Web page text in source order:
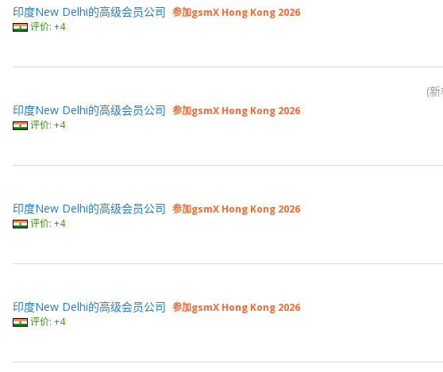
印度New Delhi的高级会员公司 参加gsmX Hong Kong 2026
评价: +4
印度New Delhi的高级会员公司 参加gsmX Hong Kong 2026
评价: +4
印度New Delhi的高级会员公司 参加gsmX Hong Kong 2026
评价: +4
印度New Delhi的高级会员公司 参加gsmX Hong Kong 2026
评价: +4